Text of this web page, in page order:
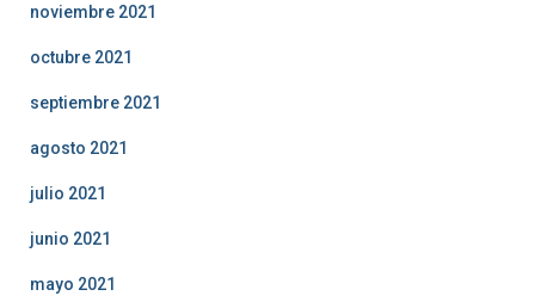
noviembre 2021
octubre 2021
septiembre 2021
agosto 2021
julio 2021
junio 2021
mayo 2021